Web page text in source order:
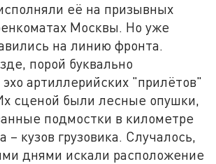
её на призывных
Москвы. Но уже
на линию фронта.
порой буквально
артиллерийских "прилётов"
сценой были лесные опушки,
подмостки в километре
– кузов грузовика. Случалось,
днями искали расположение